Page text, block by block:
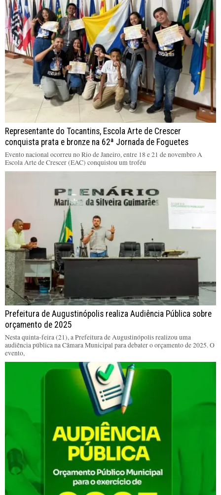
Representante do Tocantins, Escola Arte de Crescer
conquista prata e bronze na 62ª Jornada de Foguetes
Evento nacional ocorreu no Rio de Janeiro, entre 18 e 21 de novembro A
Escola Arte de Crescer (EAC) conquistou um troféu
Prefeitura de Augustinópolis realiza Audiência Pública sobre
orçamento de 2025
Nesta quinta-feira (21), a Prefeitura de Augustinópolis realizou uma
audiência pública na Câmara Municipal para debater o orçamento de 2025. O
evento,